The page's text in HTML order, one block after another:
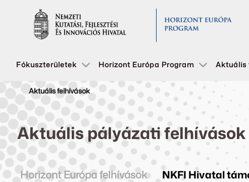
Fókuszterületek Horizont Európa Program Aktuális
Aktuális felhívások
Aktuális pályázati felhívások
Horizont Európa felhívások NKFI Hivatal